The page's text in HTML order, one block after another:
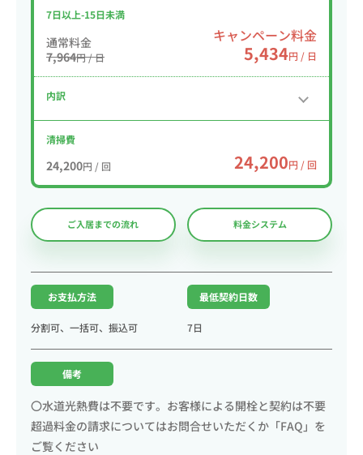
7日以上-15日未満
通常料金
7,964円 / 日
キャンペーン料金
5,434円 / 日
内訳
清掃費
24,200円 / 回 24,200円 / 回
ご入居までの流れ 料金システム
お支払方法
分割可、一括可、振込可
最低契約日数
7日
備考
〇水道光熱費は不要です。お客様による開栓と契約は不要
超過料金の請求についてはお問合せいただくか「FAQ」を
ご覧ください